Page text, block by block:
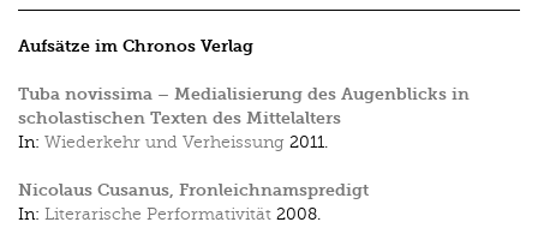
Aufsätze im Chronos Verlag
Tuba novissima – Medialisierung des Augenblicks in
scholastischen Texten des Mittelalters
In: Wiederkehr und Verheissung 2011.
Nicolaus Cusanus, Fronleichnamspredigt
In: Literarische Performativität 2008.